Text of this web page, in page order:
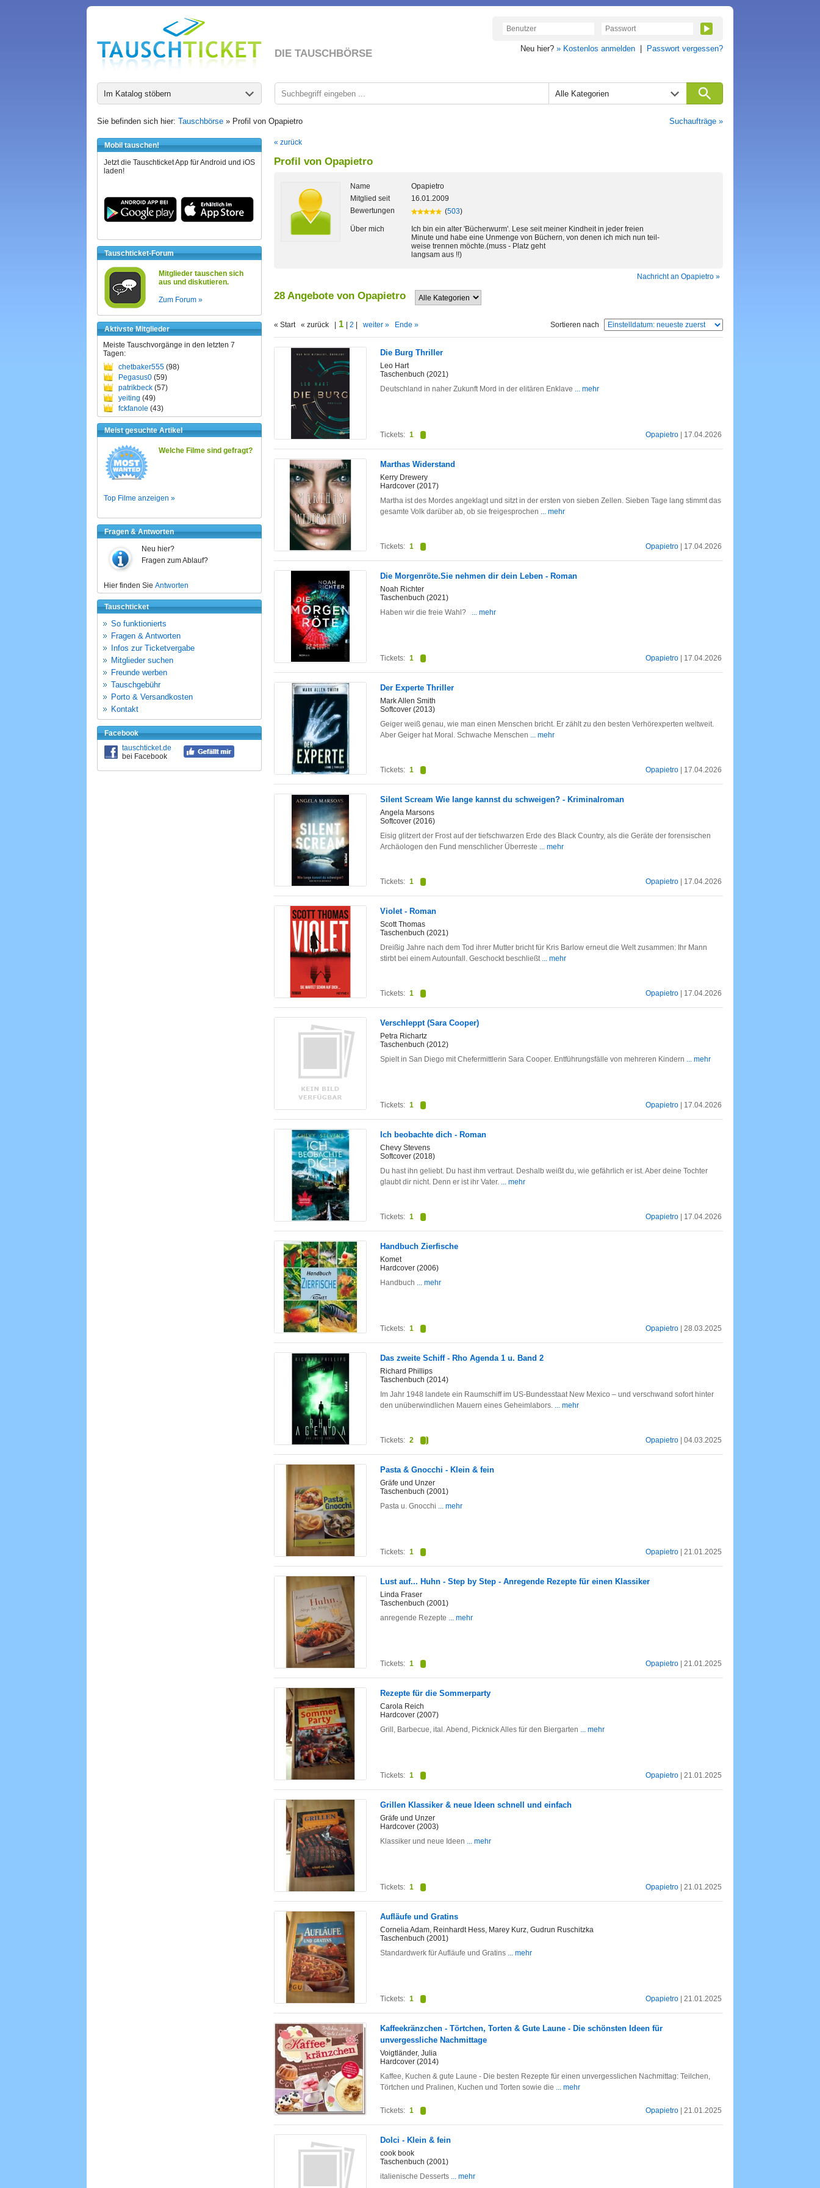
DIE TAUSCHBÖRSE Neu hier? » Kostenlos anmelden Passwort vergessen?
Im Katalog stöbern Alle Kategorien
Sie befinden sich hier: Tauschbörse » Profil von Opapietro Suchaufträge »
Mobil tauschen!
Jetzt die Tauschticket App für Android und iOS
laden!
Tauschticket-Forum
Mitglieder tauschen sich
aus und diskutieren.
Zum Forum »
Aktivste Mitglieder
Meiste Tauschvorgänge in den letzten 7
Tagen:
chetbaker555 (98)
Pegasus0 (59)
patrikbeck (57)
yeiting (49)
fckfanole (43)
Meist gesuchte Artikel
Welche Filme sind gefragt?
Top Filme anzeigen »
Fragen & Antworten
Neu hier?
Fragen zum Ablauf?
Hier finden Sie Antworten
Tauschticket
So funktionierts
Fragen & Antworten
Infos zur Ticketvergabe
Mitglieder suchen
Freunde werben
Tauschgebühr
Porto & Versandkosten
Kontakt
Facebook
tauschticket.de
bei Facebook
« zurück
Profil von Opapietro
Name
Opapietro
Mitglied seit
16.01.2009
Bewertungen
(503)
Über mich
Ich bin ein alter 'Bücherwurm'. Lese seit meiner Kindheit in jeder freien
Minute und habe eine Unmenge von Büchern, von denen ich mich nun teil-
weise trennen möchte.(muss - Platz geht
langsam aus !!)
Nachricht an Opapietro »
28 Angebote von Opapietro
« Start « zurück | 1 2 weiter » Ende » Sortieren nach
Die Burg Thriller
Leo Hart
Taschenbuch (2021)
Deutschland in naher Zukunft Mord in der elitären Enklave ... mehr
Opapietro | 17.04.2026
Tickets: 1
Marthas Widerstand
Kerry Drewery
Hardcover (2017)
Martha ist des Mordes angeklagt und sitzt in der ersten von sieben Zellen. Sieben Tage lang stimmt das
gesamte Volk darüber ab, ob sie freigesprochen ... mehr
Opapietro | 17.04.2026
Tickets: 1
Die Morgenröte.Sie nehmen dir dein Leben - Roman
Noah Richter
Taschenbuch (2021)
Haben wir die freie Wahl? ... mehr
Opapietro | 17.04.2026
Tickets: 1
Der Experte Thriller
Mark Allen Smith
Softcover (2013)
Geiger weiß genau, wie man einen Menschen bricht. Er zählt zu den besten Verhörexperten weltweit.
Aber Geiger hat Moral. Schwache Menschen ... mehr
Opapietro | 17.04.2026
Tickets: 1
Silent Scream Wie lange kannst du schweigen? - Kriminalroman
Angela Marsons
Softcover (2016)
Eisig glitzert der Frost auf der tiefschwarzen Erde des Black Country, als die Geräte der forensischen
Archäologen den Fund menschlicher Überreste ... mehr
Opapietro | 17.04.2026
Tickets: 1
Violet - Roman
Scott Thomas
Taschenbuch (2021)
Dreißig Jahre nach dem Tod ihrer Mutter bricht für Kris Barlow erneut die Welt zusammen: Ihr Mann
stirbt bei einem Autounfall. Geschockt beschließt ... mehr
Opapietro | 17.04.2026
Tickets: 1
Verschleppt (Sara Cooper)
Petra Richartz
Taschenbuch (2012)
Spielt in San Diego mit Chefermittlerin Sara Cooper. Entführungsfälle von mehreren Kindern ... mehr
Opapietro | 17.04.2026
Tickets: 1
Ich beobachte dich - Roman
Chevy Stevens
Softcover (2018)
Du hast ihn geliebt. Du hast ihm vertraut. Deshalb weißt du, wie gefährlich er ist. Aber deine Tochter
glaubt dir nicht. Denn er ist ihr Vater. ... mehr
Opapietro | 17.04.2026
Tickets: 1
Handbuch Zierfische
Komet
Hardcover (2006)
Handbuch ... mehr
Opapietro | 28.03.2025
Tickets: 1
Das zweite Schiff - Rho Agenda 1 u. Band 2
Richard Phillips
Taschenbuch (2014)
Im Jahr 1948 landete ein Raumschiff im US-Bundesstaat New Mexico – und verschwand sofort hinter
den unüberwindlichen Mauern eines Geheimlabors. ... mehr
Opapietro | 04.03.2025
Tickets: 2
Pasta & Gnocchi - Klein & fein
Gräfe und Unzer
Taschenbuch (2001)
Pasta u. Gnocchi ... mehr
Opapietro | 21.01.2025
Tickets: 1
Lust auf... Huhn - Step by Step - Anregende Rezepte für einen Klassiker
Linda Fraser
Taschenbuch (2001)
anregende Rezepte ... mehr
Opapietro | 21.01.2025
Tickets: 1
Rezepte für die Sommerparty
Carola Reich
Hardcover (2007)
Grill, Barbecue, ital. Abend, Picknick Alles für den Biergarten ... mehr
Opapietro | 21.01.2025
Tickets: 1
Grillen Klassiker & neue Ideen schnell und einfach
Gräfe und Unzer
Hardcover (2003)
Klassiker und neue Ideen ... mehr
Opapietro | 21.01.2025
Tickets: 1
Aufläufe und Gratins
Cornelia Adam, Reinhardt Hess, Marey Kurz, Gudrun Ruschitzka
Taschenbuch (2001)
Standardwerk für Aufläufe und Gratins ... mehr
Opapietro | 21.01.2025
Tickets: 1
Kaffeekränzchen - Törtchen, Torten & Gute Laune - Die schönsten Ideen für
unvergessliche Nachmittage
Voigtländer, Julia
Hardcover (2014)
Kaffee, Kuchen & gute Laune - Die besten Rezepte für einen unvergesslichen Nachmittag: Teilchen,
Törtchen und Pralinen, Kuchen und Torten sowie die ... mehr
Opapietro | 21.01.2025
Tickets: 1
Dolci - Klein & fein
cook book
Taschenbuch (2001)
italienische Desserts ... mehr